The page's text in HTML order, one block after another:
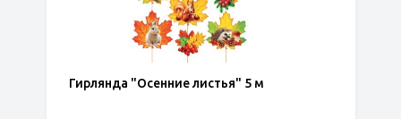
Гирлянда "Осенние листья" 5 м